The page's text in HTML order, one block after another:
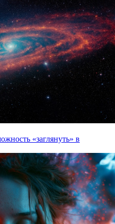
«заглянуть» в